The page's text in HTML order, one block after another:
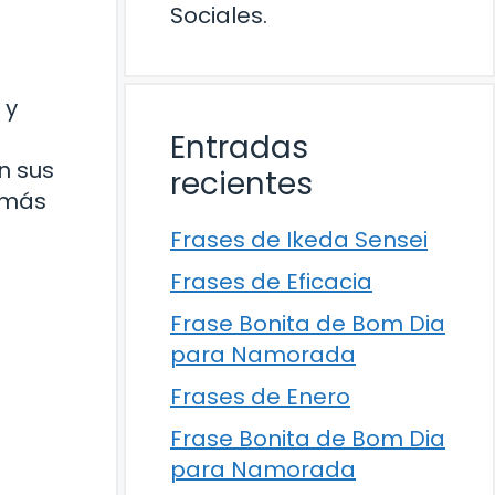
sus
Sociales.
Entradas
recientes
Frases de Ikeda Sensei
Frases de Eficacia
Frase Bonita de Bom Dia
para Namorada
Frases de Enero
Frase Bonita de Bom Dia
para Namorada